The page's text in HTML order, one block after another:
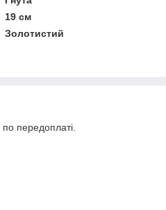
19 см
Золотистий
по передоплаті.